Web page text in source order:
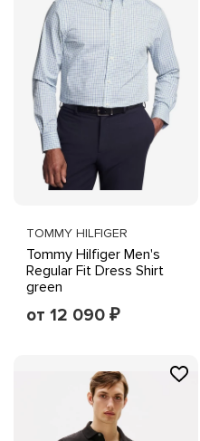
TOMMY HILFIGER
Tommy Hilfiger Men's
Regular Fit Dress Shirt
green
от 12 090 ₽